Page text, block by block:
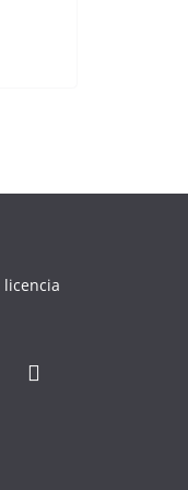
licencia